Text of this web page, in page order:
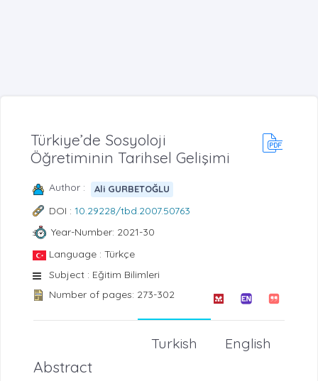
Türkiye’de Sosyoloji
Öğretiminin Tarihsel Gelişimi
Author : Ali GURBETOĞLU
DOI : 10.29228/tbd.2007.50763
Year-Number: 2021-30
Language : Türkçe
Subject : Eğitim Bilimleri
Number of pages: 273-302
English
Turkish
Abstract